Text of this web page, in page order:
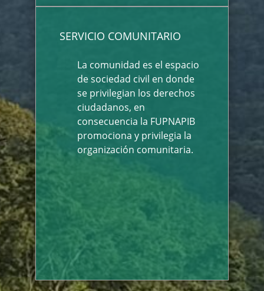
SERVICIO COMUNITARIO
La comunidad es el espacio
de sociedad civil en donde
se privilegian los derechos
ciudadanos, en
consecuencia la FUPNAPIB
promociona y privilegia la
organización comunitaria.